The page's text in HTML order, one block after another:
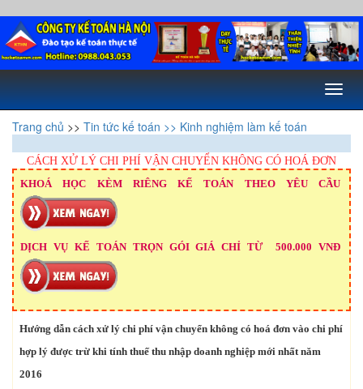
Toggle
Trang chủ >> Tin tức kế toán >> Kinh nghiệm làm kế toán
CÁCH XỬ LÝ CHI PHÍ VẬN CHUYỂN KHÔNG CÓ HOÁ ĐƠN
KHOÁ HỌC KÈM RIÊNG KẾ TOÁN THEO YÊU CẦU
DỊCH VỤ KẾ TOÁN TRỌN GÓI GIÁ CHỈ TỪ 500.000 VNĐ
Hướng dẫn cách xử lý chi phí vận chuyển không có hoá đơn vào chi phí
hợp lý được trừ khi tính thuế thu nhập doanh nghiệp mới nhất năm
2016